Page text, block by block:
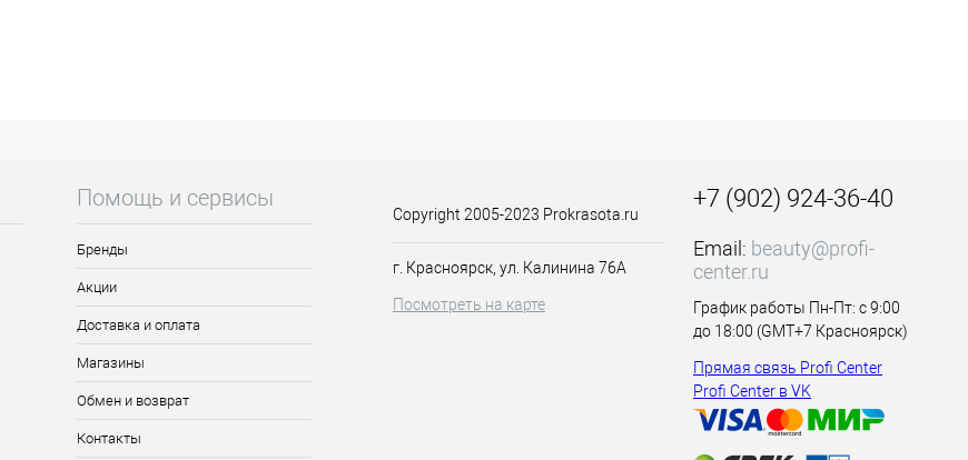
Помощь и сервисы
Бренды
Акции
Доставка и оплата
Магазины
Обмен и возврат
Контакты
Copyright 2005-2023 Prokrasota.ru
г. Красноярск, ул. Калинина 76А
Посмотреть на карте
+7 (902) 924-36-40
Email: beauty@profi-
center.ru
График работы Пн-Пт: с 9:00
до 18:00 (GMT+7 Красноярск)
Прямая связь Profi Center
Profi Center в VK